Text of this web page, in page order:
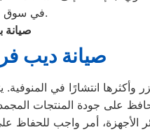
في سوق الشركات بأكمله.
صيانة
صيانة ديب
انتشارًا في
على جودة المنتجات
الأجهزة، أمر واجب